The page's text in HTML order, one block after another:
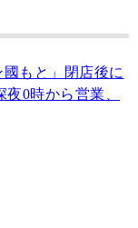
もと」閉店後に
0時から営業、